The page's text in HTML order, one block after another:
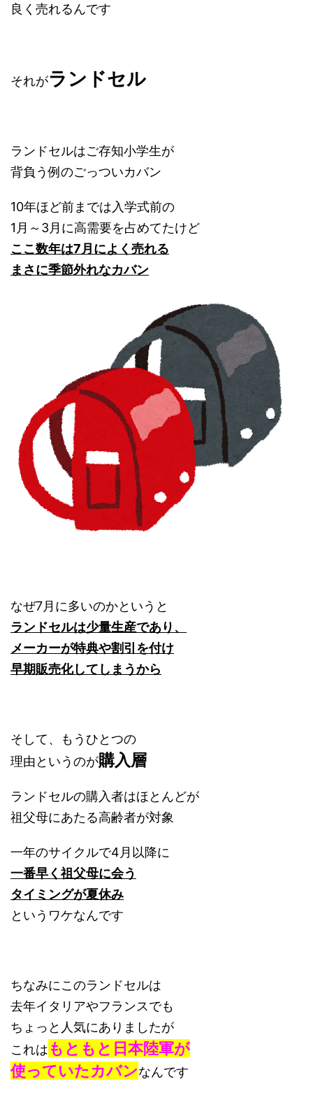
良く売れるんです
それがランドセル
ランドセルはご存知小学生が
背負う例のごっついカバン
10年ほど前までは入学式前の
1月～3月に高需要を占めてたけど
ここ数年は7月によく売れる
まさに季節外れなカバン
なぜ7月に多いのかというと
ランドセルは少量生産であり、
メーカーが特典や割引を付け
早期販売化してしまうから
そして、もうひとつの
理由というのが購入層
ランドセルの購入者はほとんどが
祖父母にあたる高齢者が対象
一年のサイクルで4月以降に
一番早く祖父母に会う
タイミングが夏休み
というワケなんです
ちなみにこのランドセルは
去年イタリアやフランスでも
ちょっと人気にありましたが
これは もともと日本陸軍が
使っていたカバンなんです